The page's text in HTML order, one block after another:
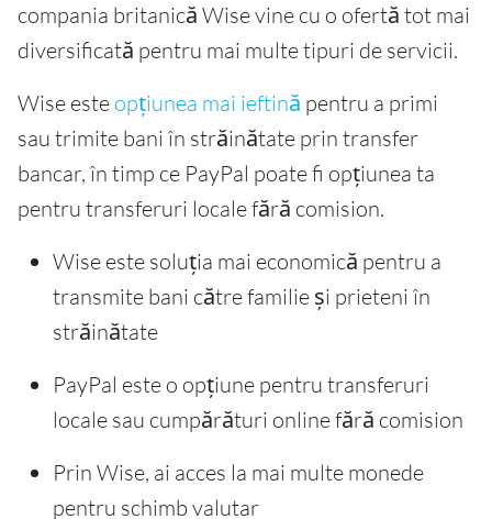
compania britanică Wise vine cu o ofertă tot mai
diversificată pentru mai multe tipuri de servicii.
Wise este opțiunea mai ieftină pentru a primi
sau trimite bani în străinătate prin transfer
bancar, în timp ce PayPal poate fi opțiunea ta
pentru transferuri locale fără comision.
Wise este soluția mai economică pentru a
transmite bani către familie și prieteni în
străinătate
PayPal este o opțiune pentru transferuri
locale sau cumpărături online fără comision
Prin Wise, ai acces la mai multe monede
pentru schimb valutar